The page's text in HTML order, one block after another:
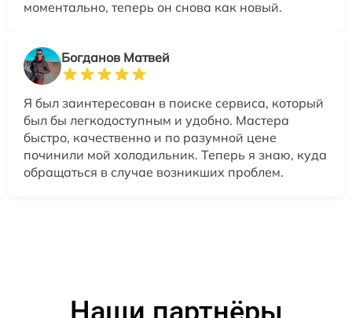
моментально, теперь он снова как новый.
Богданов Матвей
Я был заинтересован в поиске сервиса, который
был бы легкодоступным и удобно. Мастера
быстро, качественно и по разумной цене
починили мой холодильник. Теперь я знаю, куда
обращаться в случае возникших проблем.